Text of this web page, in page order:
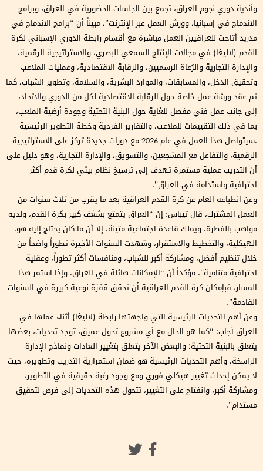
وأندية دوري نجوم العراق، تجمع بين الجلسات الحضورية في العراق، وبرامج
الاندماج في إسبانيا، وورش العمل عبر الإنترنت”، مبيناً أن “برامج الاندماج في
مدريد أتاحت للعراقيين العمل مباشرة مع أقسام رابطة الدوري الإسباني لكرة
القدم (لاليغا) في مجالات الإنتاج السمعي البصري، والاستراتيجية الرقمية،
والإدارة التجارية والرُعاة الرسميين، والرقابة الاقتصادية، وعمليات الملاعب
وتحقيق الدخل، والمسابقات، والموارد البشرية، والسلامة، وتطوير الشباب، كما
تم عقد ورشة عمل خاصة حول الرقابة الاقتصادية لكل من الدوري والاتحاد،
إلى جانب عمل فني مفصل للغاية حول البنية التحتية وجودة أرضية الملعب،
بما في ذلك التقييمات للملاعب، والتقارير الفردية وخطة التطوير الرئيسية
،سيتواصل هذا العمل في عام 2026 مع دورات جديدة تركز على الاستراتيجية
الرقمية، والتفاعل مع المشجعين، والتسويق، والإدارة التجارية، وهو دليل على
أن التدريب عملية مستمرة تهدف إلى ترسيخ نظام بيئي لكرة قدم أكثر
احترافية واستدامة في العراق”.
وعن انطباعه العام عن كرة القدم العراقية بعد ما يقرب من ثلاث سنوات من
العمل المشترك، قال تيباس: إن “العراق يتمتع بشغف كبير بكرة القدم، ولديه
مواهب بالفطرة، ويملك قاعدة اجتماعية متينة، إلا أن ما كان يحتاج إليه هو،
الهيكلية، والتخطيط والاستقرار، وشهدت السنوات الأخيرة تطوراً واضحاً من
خلال تنظيم أفضل، ومشاركة أكبر للشباب، ومنافسات أكثر تطوراً، وعقلية
احترافية متنامية”، مؤكداً أن “الإمكانات هائلة في العراق، وإذا استمر هذا
المسار، فبإمكان كرة القدم العراقية أن تحقق قفزة نوعية كبيرة في السنوات
القادمة”.
وعن أهم التحديات الرئيسية التي واجهتها رابطة (لاليغا) أثناء عملها في
العراق أجاب: “كما هو الحال مع أي مشروع تحول عميق، توجد تحديات، بعضها
يتعلق بالبنية التحتية؛ والبعض الآخر يتعلق بتغيير العادات ونماذج الإدارة
الراسخة، وأهم التحديات الرئيسية هو ضمان استمرارية التدريب وتطويره، حيث
لا يمكن إحداث تغيير هيكلي فوري ومع وجود رغبة حقيقية في التطوير،
ومشاركة أكبر، وانفتاح على التغيير، تتحول هذه التحديات إلى فرص لتحقيق
مستدام”.